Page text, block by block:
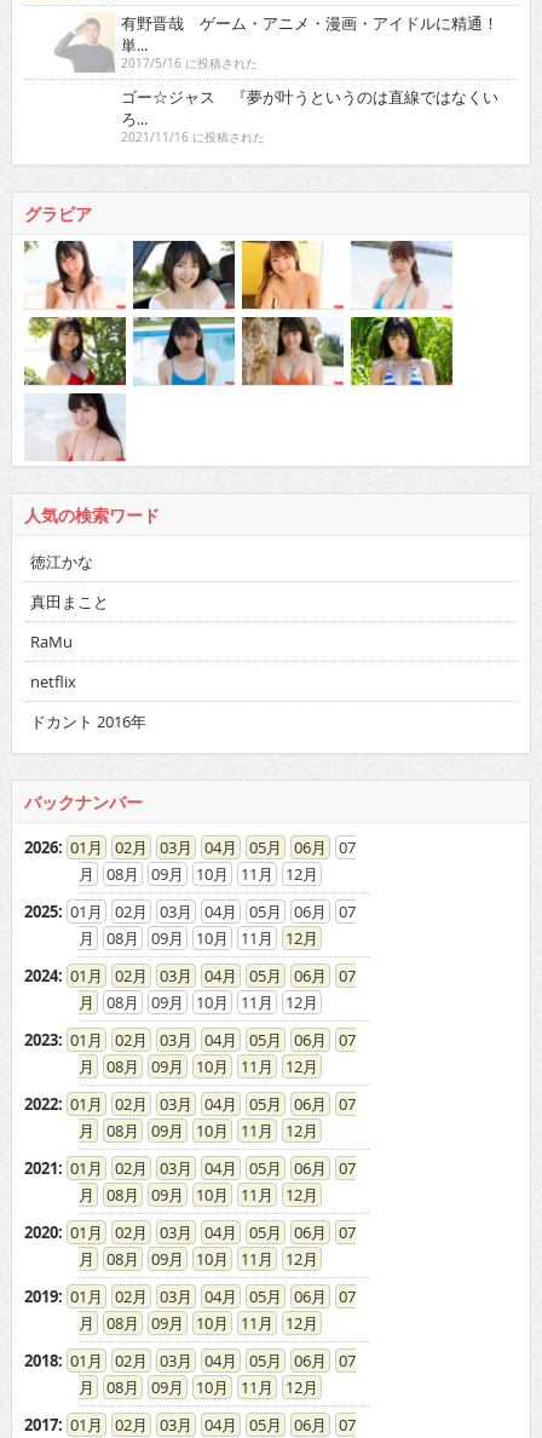
有野晋哉 ゲーム・アニメ・漫画・アイドルに精通！
単...
2017/5/16 に投稿された
ゴー☆ジャス 『夢が叶うというのは直線ではなくい
ろ...
2021/11/16 に投稿された
グラビア
人気の検索ワード
徳江かな
真田まこと
RaMu
netflix
ドカント 2016年
バックナンバー
2026: 01 02 03 04 05 06
07
08
09 10 11
12
2025: 01 02 03 04 05 06
07
08
09 10 11
12
2024: 01 02 03 04 05 06
07
08
09 10 11
12
2023: 01 02 03 04 05 06
07
08
09 10 11
12
2022: 01 02 03 04 05 06
07
08
09 10 11
12
2021: 01 02 03 04 05 06
07
08
09 10 11
12
2020: 01 02 03 04 05 06
07
08
09 10 11
12
2019: 01 02 03 04 05 06
07
08
09 10 11
12
2018: 01 02 03 04 05 06
07
08
09 10 11
12
2017: 01 02 03 04 05 06
07